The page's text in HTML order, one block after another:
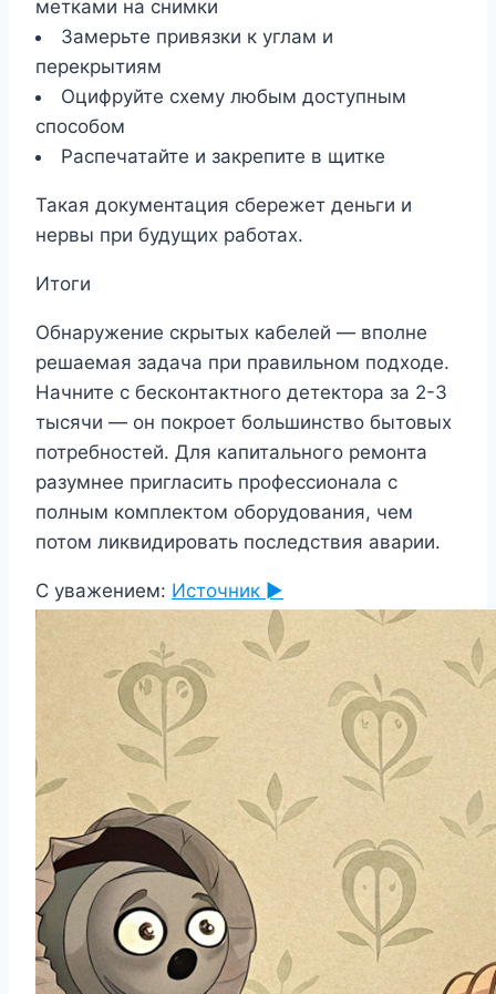
метками на снимки
Замерьте привязки к углам и
перекрытиям
Оцифруйте схему любым доступным
способом
Распечатайте и закрепите в щитке
Такая документация сбережет деньги и
нервы при будущих работах.
Итоги
Обнаружение скрытых кабелей — вполне
решаемая задача при правильном подходе.
Начните с бесконтактного детектора за 2-3
тысячи — он покроет большинство бытовых
потребностей. Для капитального ремонта
разумнее пригласить профессионала с
полным комплектом оборудования, чем
потом ликвидировать последствия аварии.
С уважением: Источник ►